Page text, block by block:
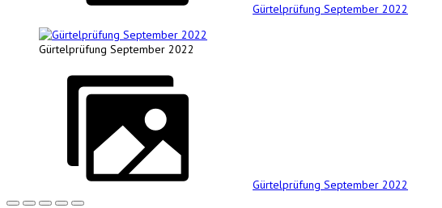
Gürtelprüfung September 2022
Gürtelprüfung September 2022
Gürtelprüfung September 2022